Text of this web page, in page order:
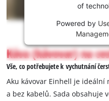
not
load
due
trackers
that
of
Powered by
Káva (kávovar) na
Vše, co potřebujete k vychutnání
Aku kávovar Einhell je ideální
a bez kabelů. Sada obsahuje